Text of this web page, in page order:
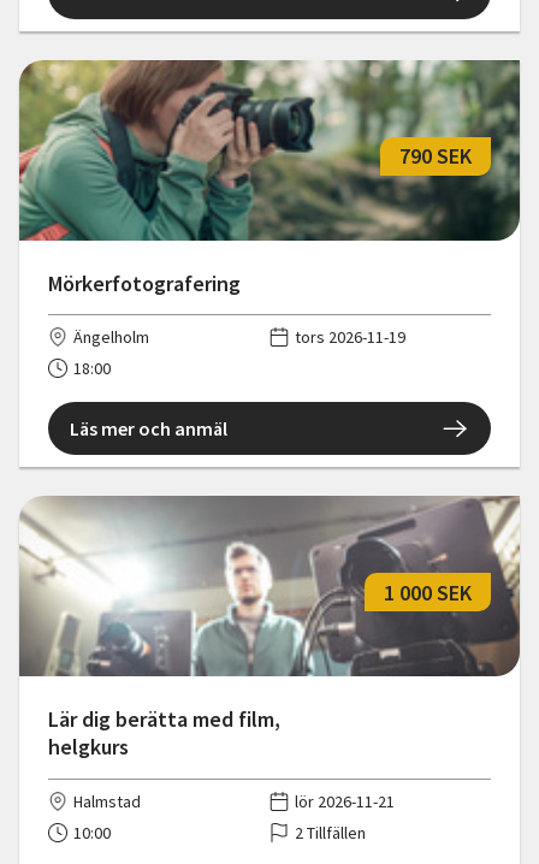
Mörkerfotografering
790 SEK
Ängelholm
tors 2026-11-19
18:00
Läs mer och anmäl
Lär dig berätta med film,
helgkurs
1 000 SEK
Halmstad
lör 2026-11-21
10:00
2 Tillfällen